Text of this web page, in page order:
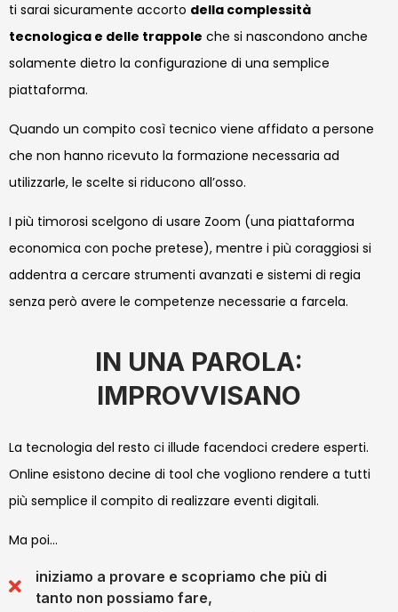
ti sarai sicuramente accorto della complessità
tecnologica e delle trappole che si nascondono anche
solamente dietro la configurazione di una semplice
piattaforma.
Quando un compito così tecnico viene affidato a persone
che non hanno ricevuto la formazione necessaria ad
utilizzarle, le scelte si riducono all’osso.
I più timorosi scelgono di usare Zoom (una piattaforma
economica con poche pretese), mentre i più coraggiosi si
addentra a cercare strumenti avanzati e sistemi di regia
senza però avere le competenze necessarie a farcela.
IN UNA PAROLA:
IMPROVVISANO
La tecnologia del resto ci illude facendoci credere esperti.
Online esistono decine di tool che vogliono rendere a tutti
più semplice il compito di realizzare eventi digitali.
Ma poi…
iniziamo a provare e scopriamo che più di
tanto non possiamo fare,